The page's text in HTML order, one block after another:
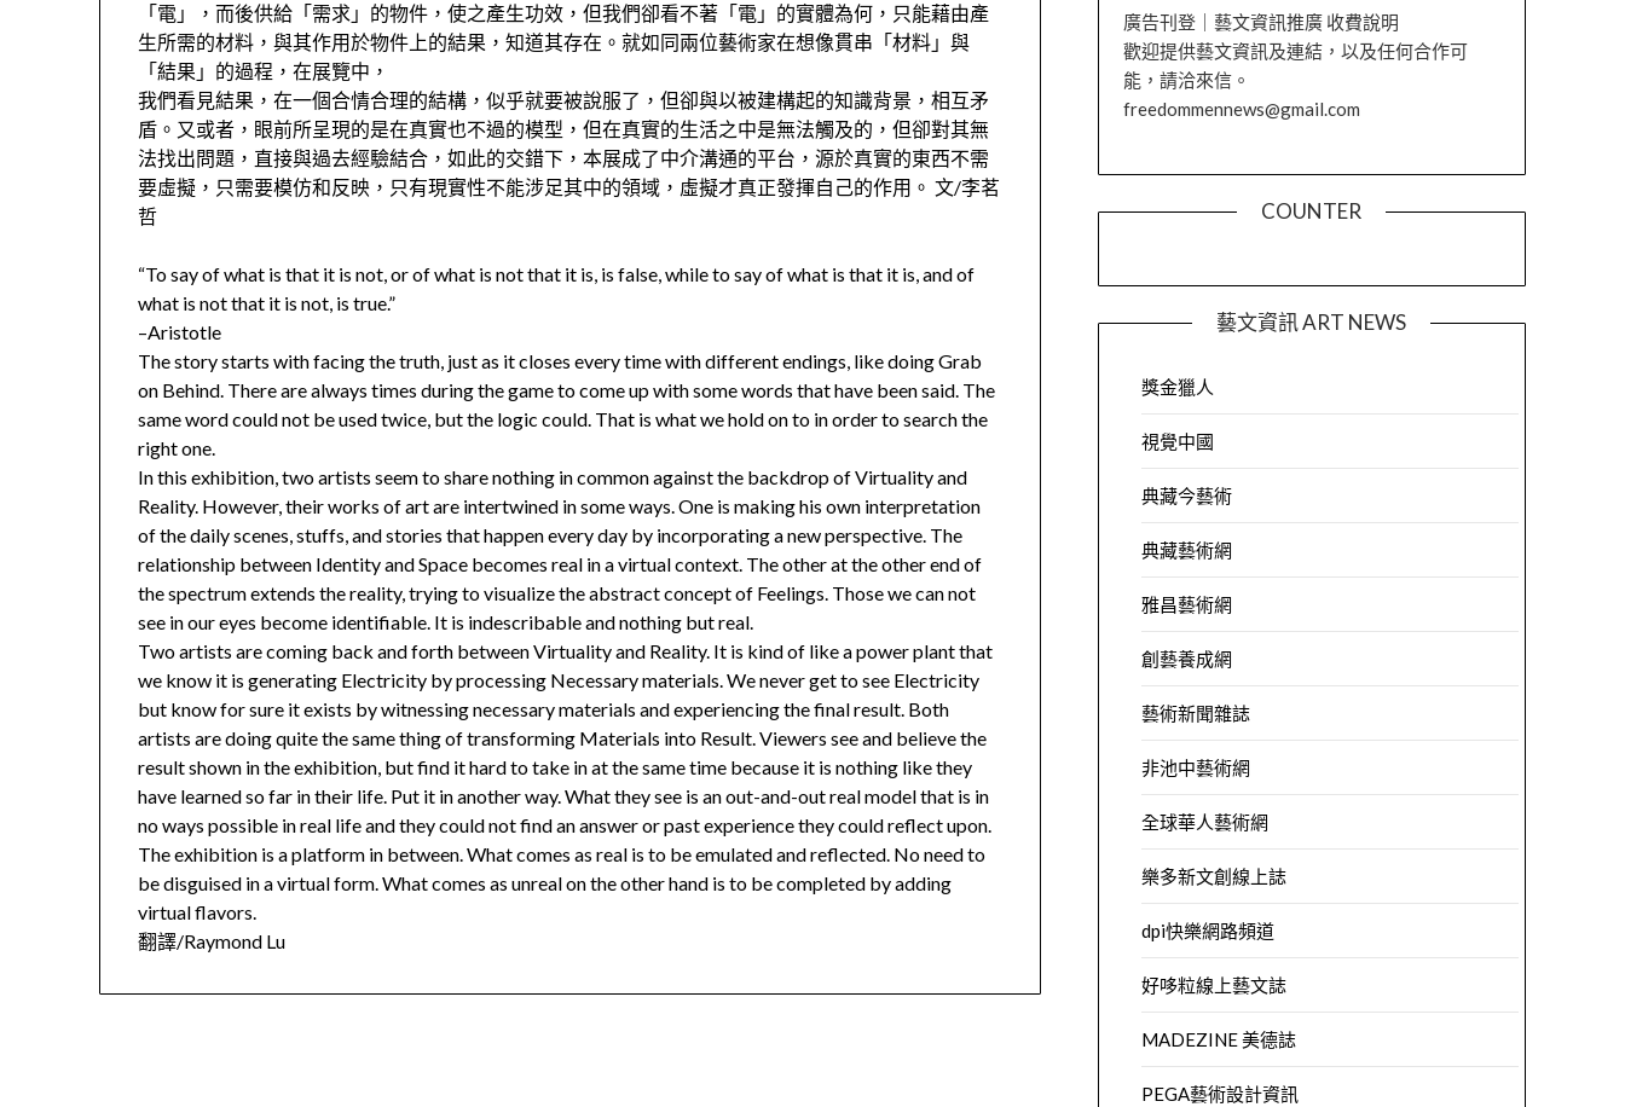
「電」，而後供給「需求」的物件，使之產生功效，但我們卻看不著「電」的實體為何，只能藉由產
生所需的材料，與其作用於物件上的結果，知道其存在。就如同兩位藝術家在想像貫串「材料」與
「結果」的過程，在展覽中，
我們看見結果，在一個合情合理的結構，似乎就要被說服了，但卻與以被建構起的知識背景，相互矛
盾。又或者，眼前所呈現的是在真實也不過的模型，但在真實的生活之中是無法觸及的，但卻對其無
法找出問題，直接與過去經驗結合，如此的交錯下，本展成了中介溝通的平台，源於真實的東西不需
要虛擬，只需要模仿和反映，只有現實性不能涉足其中的領域，虛擬才真正發揮自己的作用。 文/李茗
哲
“To say of what is that it is not, or of what is not that it is, is false, while to say of what is that it is, and of
what is not that it is not, is true.”
–Aristotle
The story starts with facing the truth, just as it closes every time with different endings, like doing Grab
on Behind. There are always times during the game to come up with some words that have been said. The
same word could not be used twice, but the logic could. That is what we hold on to in order to search the
right one.
In this exhibition, two artists seem to share nothing in common against the backdrop of Virtuality and
Reality. However, their works of art are intertwined in some ways. One is making his own interpretation
of the daily scenes, stuffs, and stories that happen every day by incorporating a new perspective. The
relationship between Identity and Space becomes real in a virtual context. The other at the other end of
the spectrum extends the reality, trying to visualize the abstract concept of Feelings. Those we can not
see in our eyes become identifiable. It is indescribable and nothing but real.
Two artists are coming back and forth between Virtuality and Reality. It is kind of like a power plant that
we know it is generating Electricity by processing Necessary materials. We never get to see Electricity
but know for sure it exists by witnessing necessary materials and experiencing the final result. Both
artists are doing quite the same thing of transforming Materials into Result. Viewers see and believe the
result shown in the exhibition, but find it hard to take in at the same time because it is nothing like they
have learned so far in their life. Put it in another way. What they see is an out-and-out real model that is in
no ways possible in real life and they could not find an answer or past experience they could reflect upon.
The exhibition is a platform in between. What comes as real is to be emulated and reflected. No need to
be disguised in a virtual form. What comes as unreal on the other hand is to be completed by adding
virtual flavors.
翻譯/Raymond Lu
廣告刊登｜藝文資訊推廣 收費說明
歡迎提供藝文資訊及連結，以及任何合作可
能，請洽來信。
freedommennews@gmail.com
COUNTER
藝文資訊 ART NEWS
獎金獵人
視覺中國
典藏今藝術
典藏藝術網
雅昌藝術網
創藝養成網
藝術新聞雜誌
非池中藝術網
全球華人藝術網
樂多新文創線上誌
dpi快樂網路頻道
好哆粒線上藝文誌
MADEZINE 美德誌
PEGA藝術設計資訊